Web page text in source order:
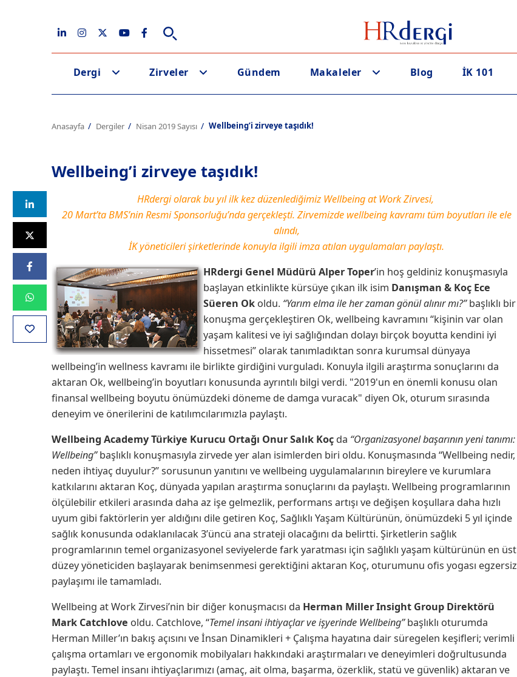
Dergi Zirveler Gündem Makaleler Blog İK 101
Anasayfa Dergiler Nisan 2019 Sayısı Wellbeing’i zirveye taşıdık!
Wellbeing’i zirveye taşıdık!
HRdergi olarak bu yıl ilk kez düzenlediğimiz Wellbeing at Work Zirvesi,
20 Mart’ta BMS’nin Resmi Sponsorluğu’nda gerçekleşti. Zirvemizde wellbeing kavramı tüm boyutları ile ele
alındı,
İK yöneticileri şirketlerinde konuyla ilgili imza atılan uygulamaları paylaştı.
HRdergi Genel Müdürü Alper Toper’in hoş geldiniz konuşmasıyla
başlayan etkinlikte kürsüye çıkan ilk isim Danışman & Koç Ece
Süeren Ok oldu. “Yarım elma ile her zaman gönül alınır mı?”başlıklı bir
konuşma gerçekleştiren Ok, wellbeing kavramını “kişinin var olan
yaşam kalitesi ve iyi sağlığından dolayı birçok boyutta kendini iyi
hissetmesi” olarak tanımladıktan sonra kurumsal dünyaya
wellbeing’in wellness kavramı ile birlikte girdiğini vurguladı. Konuyla ilgili araştırma sonuçlarını da
aktaran Ok, wellbeing’in boyutları konusunda ayrıntılı bilgi verdi. "2019'un en önemli konusu olan
finansal wellbeing boyutu önümüzdeki döneme de damga vuracak" diyen Ok, oturum sırasında
deneyim ve önerilerini de katılımcılarımızla paylaştı.
Wellbeing Academy Türkiye Kurucu Ortağı Onur Salık Koç da “Organizasyonel başarının yeni tanımı:
Wellbeing”başlıklı konuşmasıyla zirvede yer alan isimlerden biri oldu. Konuşmasında “Wellbeing nedir,
neden ihtiyaç duyulur?” sorusunun yanıtını ve wellbeing uygulamalarının bireylere ve kurumlara
katkılarını aktaran Koç, dünyada yapılan araştırma sonuçlarını da paylaştı. Wellbeing programlarının
ölçülebilir etkileri arasında daha az işe gelmezlik, performans artışı ve değişen koşullara daha hızlı
uyum gibi faktörlerin yer aldığını dile getiren Koç, Sağlıklı Yaşam Kültürünün, önümüzdeki 5 yıl içinde
sağlık konusunda odaklanılacak 3’üncü ana strateji olacağını da belirtti. Şirketlerin sağlık
programlarının temel organizasyonel seviyelerde fark yaratması için sağlıklı yaşam kültürünün en üst
düzey yöneticiden başlayarak benimsenmesi gerektiğini aktaran Koç, oturumunu ofis yogası egzersiz
paylaşımı ile tamamladı.
Wellbeing at Work Zirvesi’nin bir diğer konuşmacısı da Herman Miller Insight Group Direktörü
Mark Catchlove oldu. Catchlove, “Temel insani ihtiyaçlar ve işyerinde Wellbeing”başlıklı oturumda
Herman Miller’ın bakış açısını ve İnsan Dinamikleri + Çalışma hayatına dair süregelen keşifleri; verimli
çalışma ortamları ve ergonomik mobilyaları hakkındaki araştırmaları ve deneyimleri doğrultusunda
paylaştı. Temel insanı ihtiyaçlarımızı (amaç, ait olma, başarma, özerklik, statü ve güvenlik) aktaran ve